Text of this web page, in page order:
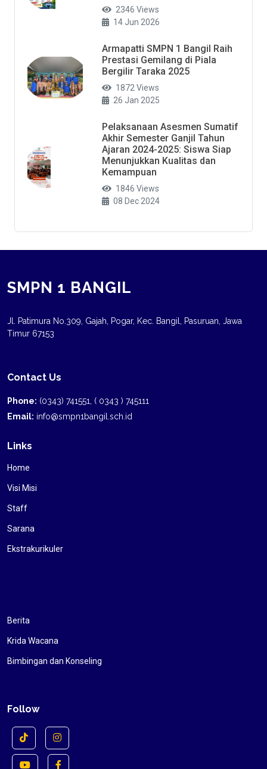
2346 Views
14 Jun 2026
Armapatti SMPN 1 Bangil Raih
Prestasi Gemilang di Piala
Bergilir Taraka 2025
1872 Views
26 Jan 2025
Pelaksanaan Asesmen Sumatif
Akhir Semester Ganjil Tahun
Ajaran 2024-2025: Siswa Siap
Menunjukkan Kualitas dan
Kemampuan
1846 Views
08 Dec 2024
SMPN 1 BANGIL
Jl. Patimura No.309, Gajah, Pogar, Kec. Bangil, Pasuruan, Jawa
Timur 67153
Contact Us
Phone: (0343) 741551, ( 0343 ) 745111
Email: info@smpn1bangil.sch.id
Links
Home
Visi Misi
Staff
Sarana
Ekstrakurikuler
Berita
Krida Wacana
Bimbingan dan Konseling
Follow